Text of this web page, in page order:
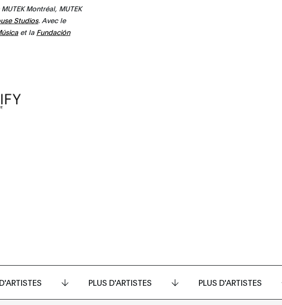
Montréal, MUTEK
Studios. Avec le
et la Fundación
PLUS D'ARTISTES PLUS D'ARTISTES